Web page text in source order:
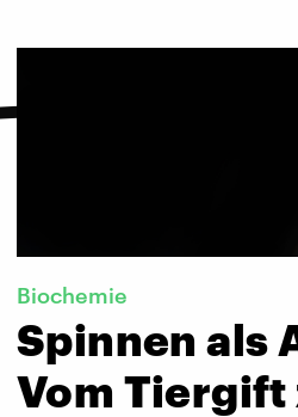
Biochemie
Spinnen als
Vom Tiergift